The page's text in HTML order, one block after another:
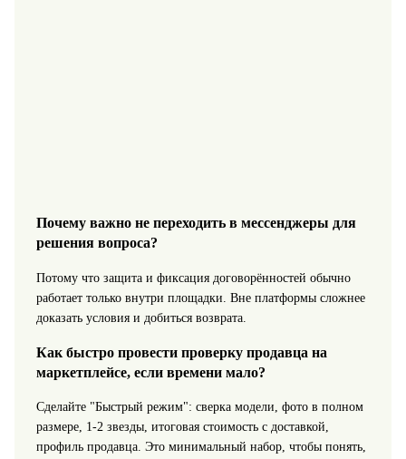
Почему важно не переходить в мессенджеры для
решения вопроса?
Потому что защита и фиксация договорённостей обычно
работает только внутри площадки. Вне платформы сложнее
доказать условия и добиться возврата.
Как быстро провести проверку продавца на
маркетплейсе, если времени мало?
Сделайте "Быстрый режим": сверка модели, фото в полном
размере, 1-2 звезды, итоговая стоимость с доставкой,
профиль продавца. Это минимальный набор, чтобы понять,